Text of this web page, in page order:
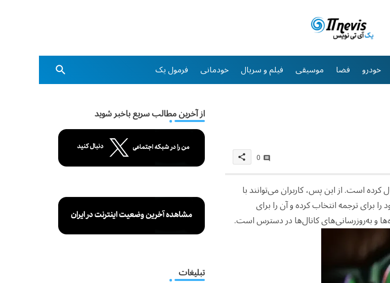
خودرو فضا موسیقی فیلم و سریال خودمانی فرمول یک
0
share
کرده است. از این پس، کاربران می‌توانند با
برای ترجمه انتخاب کرده و آن را برای
و به‌روزرسانی‌های کانال‌ها در دسترس است.
از آخرین مطالب سریع باخبر شوید
تبلیغات